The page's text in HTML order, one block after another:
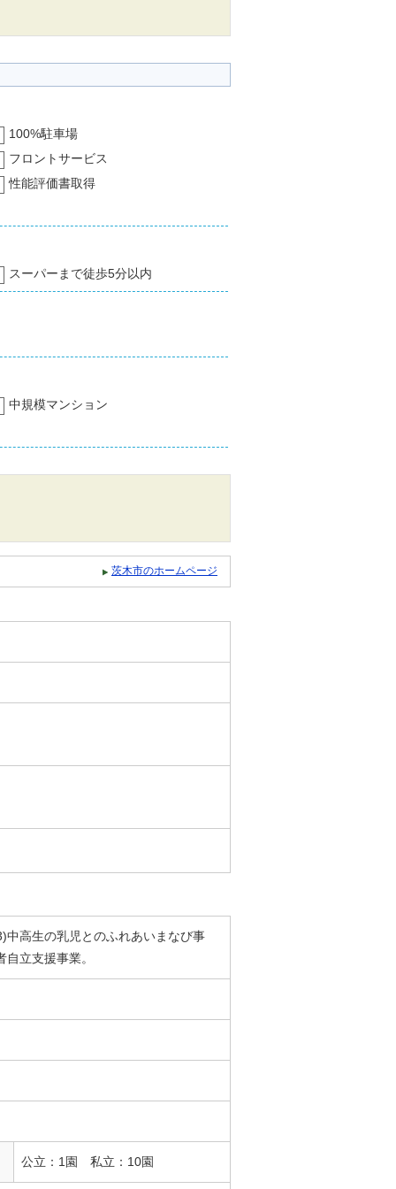
100%駐車場
フロントサービス
性能評価書取得
スーパーまで徒歩5分以内
中規模マンション
茨木市のホームページ
高生の乳児とのふれあいまなび事
立支援事業。
公立：1園 私立：10園